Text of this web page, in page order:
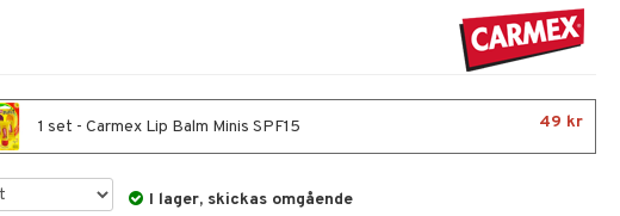
1 set - Carmex Lip Balm Minis SPF15 49 kr
I lager, skickas omgående